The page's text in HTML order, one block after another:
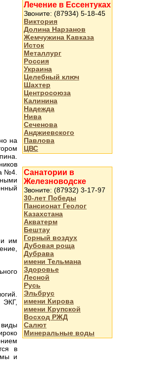
на
№4.
и им
ЭКГ,
в
и
Лечение в Ессентуках
Звоните: (87934) 5-18-45
Виктория
Долина Нарзанов
Жемчужина Кавказа
Исток
Металлург
Россия
Украина
Целебный ключ
Шахтер
Центросоюза
Калинина
Надежда
Нива
Сеченова
Анджиевского
Павлова
ЦВС
Санатории в
Железноводске
Звоните: (87932) 3-17-97
30-лет Победы
Пансионат Геолог
Казахстана
Акватерм
Бештау
Горный воздух
Дубовая роща
Дубрава
имени Тельмана
Здоровье
Лесной
Русь
Эльбрус
имени Кирова
имени Крупской
Восход РЖД
Салют
Минеральные воды